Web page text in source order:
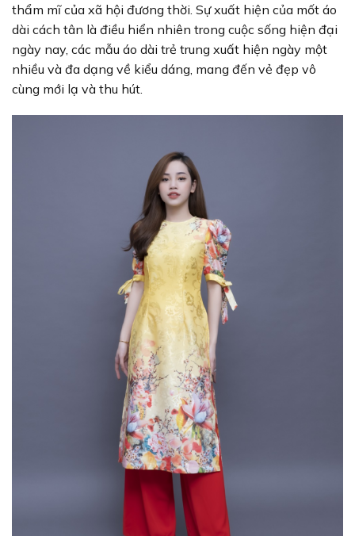
thẩm mĩ của xã hội đương thời. Sự xuất hiện của mốt áo
dài cách tân là điều hiển nhiên trong cuộc sống hiện đại
ngày nay, các mẫu áo dài trẻ trung xuất hiện ngày một
nhiều và đa dạng về kiểu dáng, mang đến vẻ đẹp vô
cùng mới lạ và thu hút.